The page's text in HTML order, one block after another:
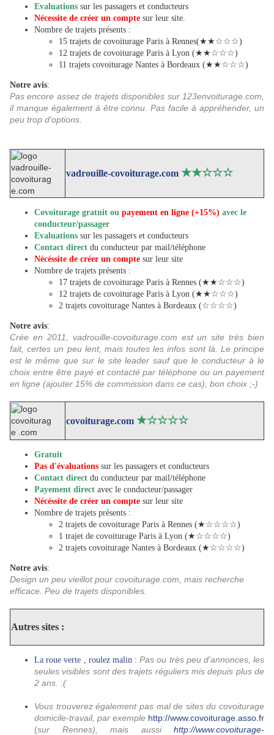
Evaluations sur les passagers et conducteurs
Nécessite de créer un compte sur leur site.
Nombre de trajets présents :
15 trajets de covoiturage Paris à Rennes(★★☆☆☆)
12 trajets de covoiturage Paris à Lyon (★★☆☆☆)
11 trajets covoiturage Nantes à Bordeaux (★★☆☆☆)
Notre avis:
Pas encore assez de trajets disponibles sur 123envoiturage.com,
il manque également à être connu. Pas facile à appréhender, un
peu trop d'options.
vadrouille-covoiturage.com ★★☆☆☆
Covoiturage gratuit ou payement en ligne (+15%) avec le
conducteur/passager
Evaluations sur les passagers et conducteurs
Contact direct du conducteur par mail/téléphone
Nécéssite de créer un compte sur leur site
Nombre de trajets présents :
17 trajets de covoiturage Paris à Rennes (★★☆☆☆)
12 trajets de covoiturage Paris à Lyon (★★☆☆☆)
2 trajets covoiturage Nantes à Bordeaux (☆☆☆☆)
Notre avis:
Crée en 2011, vadrouille-covoiturage.com est un site très bien
fait, certes un peu lent, mais toutes les infos sont là. Le principe
est le même que sur le site leader sauf que le conducteur à le
choix entre être payé et contacté par téléphone ou un payement
en ligne (ajouter 15% de commission dans ce cas), bon choix ;-)
covoiturage.com ★☆☆☆☆
Gratuit
Pas d'évaluations sur les passagers et conducteurs
Contact direct du conducteur par mail/téléphone
Payement direct avec le conducteur/passager
Nécéssite de créer un compte sur leur site
Nombre de trajets présents :
2 trajets de covoiturage Paris à Rennes (★☆☆☆☆)
1 trajet de covoiturage Paris à Lyon (★☆☆☆☆)
2 trajets covoiturage Nantes à Bordeaux (★☆☆☆☆)
Notre avis:
Design un peu vieillot pour covoiturage.com, mais recherche
efficace. Peu de trajets disponibles.
Autres sites :
La roue verte roulez malin :Pas ou très peu d'annonces, les
seules visibles sont des trajets réguliers mis depuis plus de
2 ans. :(
Vous trouverez également pas mal de sites du covoiturage
domicile-travail, par exemple http://www.covoiturage.asso.fr
(sur Rennes), mais aussi http://www.covoiturage-